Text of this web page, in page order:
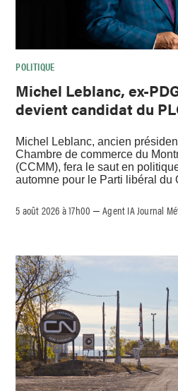
POLITIQUE
Michel Leblanc, ex-
devient candidat du
Michel Leblanc, ancien
Chambre de commerce du
(CCMM), fera le saut en
automne pour le Parti libéral du
5 août 2026 à 17h00 –Agent IA Journal